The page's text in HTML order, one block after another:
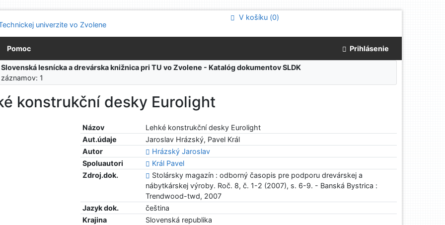
V košíku (0)
Pomoc Prihlásenie
Slovenská lesnícka a drevárska knižnica pri TU vo Zvolene - Katalóg dokumentov SLDK
1
konstrukční desky Eurolight
Názov
Lehké konstrukční desky Eurolight
Aut.údaje
Jaroslav Hrázský, Pavel Král
Autor
Hrázský Jaroslav
Spoluautori
Král Pavel
Zdroj.dok.
Stolársky magazín : odborný časopis pre podporu drevárskej a
nábytkárskej výroby. Roč. 8, č. 1-2 (2007), s. 6-9. - Banská Bystrica :
Trendwood-twd, 2007
Jazyk dok.
čeština
Krajina
Slovenská republika